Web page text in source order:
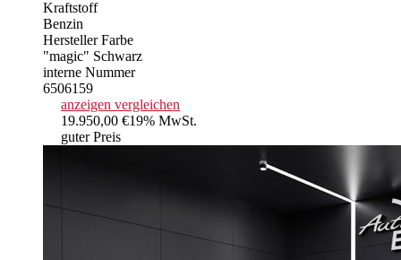
Kraftstoff
Benzin
Hersteller Farbe
"magic" Schwarz
interne Nummer
6506159
anzeigen vergleichen
19.950,00 €19% MwSt.
guter Preis